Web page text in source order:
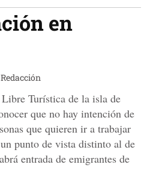
en
Redacción
Turística de la isla de
que no hay intención de
que quieren ir a trabajar
punto de vista distinto al de
entrada de emigrantes de